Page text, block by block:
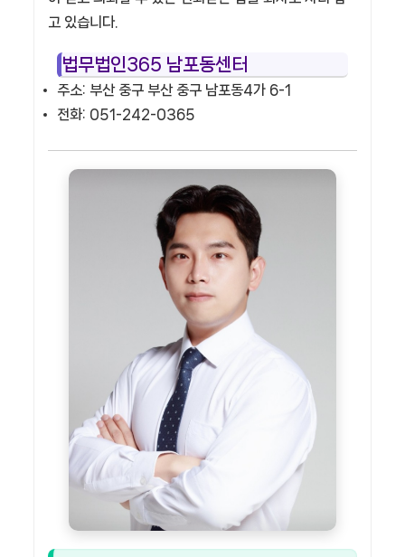
고 있습니다.
법무법인365 남포동센터
주소: 부산 중구 부산 중구 남포동4가 6-1
전화: 051-242-0365